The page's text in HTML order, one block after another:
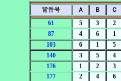
背番号
Ａ Ｂ Ｃ
61
5 3 2
87
4 6 1
103
6 1 5
140
3 5 4
176
1 2 3
177
2 4 6